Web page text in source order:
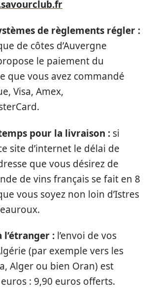
de règlements régler :
de côtes d’Auvergne
le paiement du
que vous avez commandé
Visa, Amex,
pour la livraison : si
site d’internet le délai de
que vous désirez de
de vins français se fait en 8
vous soyez non loin d’Istres
l’étranger : l’envoi de vos
(par exemple vers les
Alger ou bien Oran) est
: 9,90 euros offerts.